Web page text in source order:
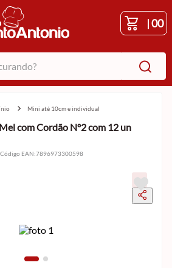
|00
mini até 10cm e individual
com Cordão Nº2 com 12 un
Código EAN:7896973300598